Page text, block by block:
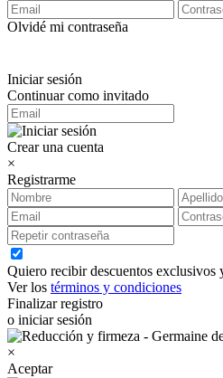
Olvidé mi contraseña
Iniciar sesión
Continuar como invitado
Crear una cuenta
×
Registrarme
Quiero recibir descuentos exclusivos
Ver los términos y condiciones
Finalizar registro
o iniciar sesión
×
Aceptar